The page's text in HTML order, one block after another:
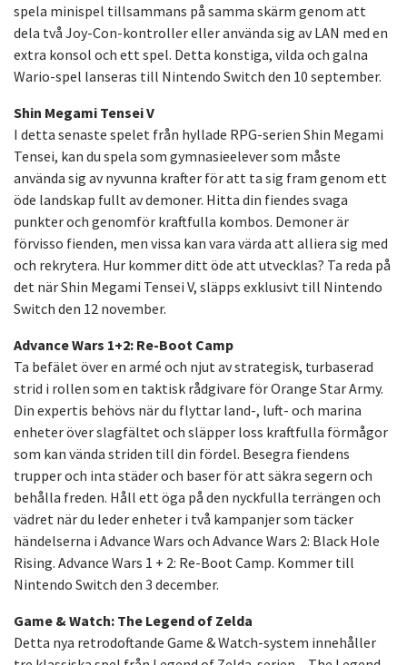
spela minispel tillsammans på samma skärm genom att
dela två Joy-Con-kontroller eller använda sig av LAN med en
extra konsol och ett spel. Detta konstiga, vilda och galna
Wario-spel lanseras till Nintendo Switch den 10 september.
Shin Megami Tensei V
I detta senaste spelet från hyllade RPG-serien Shin Megami
Tensei, kan du spela som gymnasieelever som måste
använda sig av nyvunna krafter för att ta sig fram genom ett
öde landskap fullt av demoner. Hitta din fiendes svaga
punkter och genomför kraftfulla kombos. Demoner är
förvisso fienden, men vissa kan vara värda att alliera sig med
och rekrytera. Hur kommer ditt öde att utvecklas? Ta reda på
det när Shin Megami Tensei V, släpps exklusivt till Nintendo
Switch den 12 november.
Advance Wars 1+2: Re-Boot Camp
Ta befälet över en armé och njut av strategisk, turbaserad
strid i rollen som en taktisk rådgivare för Orange Star Army.
Din expertis behövs när du flyttar land-, luft- och marina
enheter över slagfältet och släpper loss kraftfulla förmågor
som kan vända striden till din fördel. Besegra fiendens
trupper och inta städer och baser för att säkra segern och
behålla freden. Håll ett öga på den nyckfulla terrängen och
vädret när du leder enheter i två kampanjer som täcker
händelserna i Advance Wars och Advance Wars 2: Black Hole
Rising. Advance Wars 1 + 2: Re-Boot Camp. Kommer till
Nintendo Switch den 3 december.
Game & Watch: The Legend of Zelda
Detta nya retrodoftande Game & Watch-system innehåller